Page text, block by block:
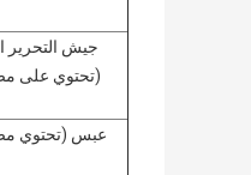
جيش التحرير
(تحتوي على
عبس (تحتوي